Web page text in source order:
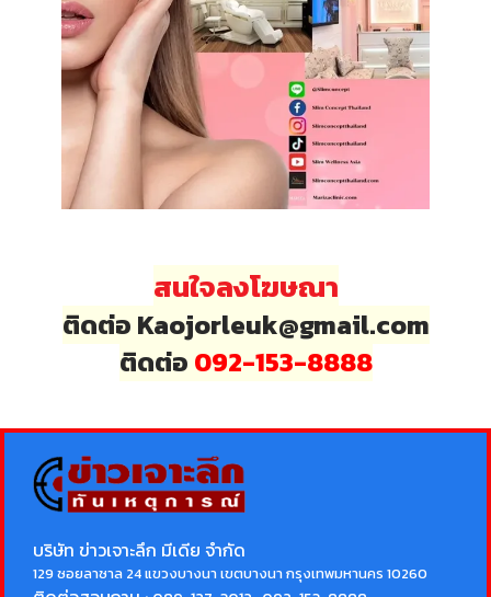
สนใจลงโฆษณา
ติดต่อ Kaojorleuk@gmail.com
ติดต่อ 092-153-8888
บริษัท ข่าวเจาะลึก มีเดีย จำกัด
129 ซอยลาซาล 24 แขวงบางนา เขตบางนา กรุงเทพมหานคร 10260